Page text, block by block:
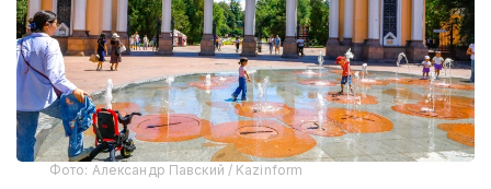
Фото: Александр Павский / Kazinform